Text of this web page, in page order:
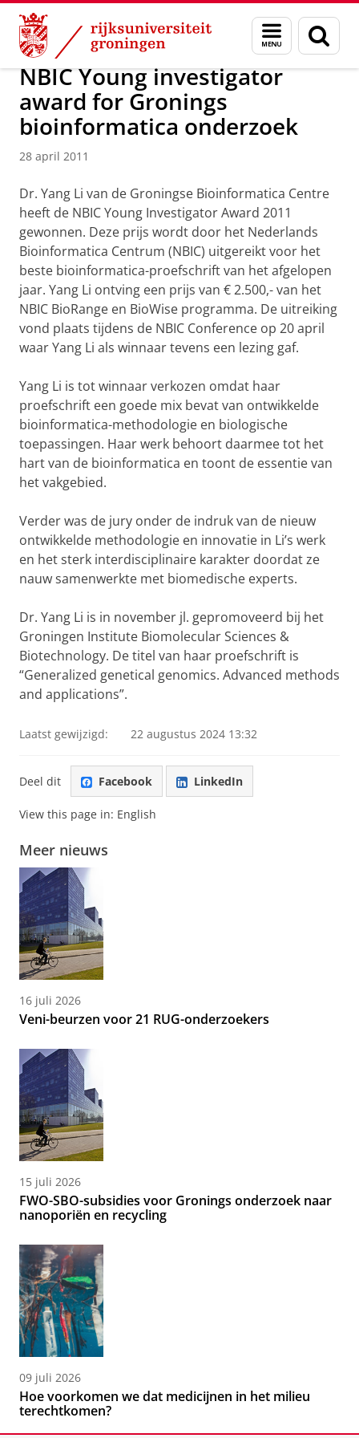
Skip
Content
Skip
Navigation
Menu
en
zoeken
Over ons Faculty of Science and Engineering Nieuws
NBIC Young investigator
award for Gronings
bioinformatica onderzoek
28 april 2011
Dr. Yang Li van de Groningse Bioinformatica Centre
heeft de NBIC Young Investigator Award 2011
gewonnen. Deze prijs wordt door het Nederlands
Bioinformatica Centrum (NBIC) uitgereikt voor het
beste bioinformatica-proefschrift van het afgelopen
jaar. Yang Li ontving een prijs van € 2.500,- van het
NBIC BioRange en BioWise programma. De uitreiking
vond plaats tijdens de NBIC Conference op 20 april
waar Yang Li als winnaar tevens een lezing gaf.
Yang Li is tot winnaar verkozen omdat haar
proefschrift een goede mix bevat van ontwikkelde
bioinformatica-methodologie en biologische
toepassingen. Haar werk behoort daarmee tot het
hart van de bioinformatica en toont de essentie van
het vakgebied.
Verder was de jury onder de indruk van de nieuw
ontwikkelde methodologie en innovatie in Li’s werk
en het sterk interdisciplinaire karakter doordat ze
nauw samenwerkte met biomedische experts.
Dr. Yang Li is in november jl. gepromoveerd bij het
Groningen Institute Biomolecular Sciences &
Biotechnology. De titel van haar proefschrift is
“Generalized genetical genomics. Advanced methods
and applications”.
Laatst gewijzigd: 22 augustus 2024 13:32
Deel dit Facebook LinkedIn
View this page in: English
Meer nieuws
16 juli 2026
Veni-beurzen voor 21 RUG-onderzoekers
15 juli 2026
FWO-SBO-subsidies voor Gronings onderzoek naar
nanoporiën en recycling
09 juli 2026
Hoe voorkomen we dat medicijnen in het milieu
terechtkomen?